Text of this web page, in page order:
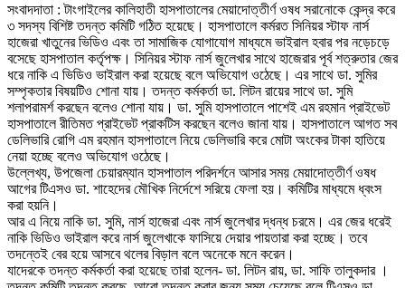
সংবাদদাতা : টাংগাইলের কালিহাতী হাসপাতালের মেয়াদোত্তীর্ণ ওষধ সরানোকে কেন্দ্র করে
৩ সদস্য বিশিষ্ট তদন্ত কমিটি গঠিত হয়েছে। হাসপাতালে কর্মরত সিনিয়র স্টাফ নার্স
হাজেরা খাতুনের ভিডিও এবং তা সামাজিক যোগাযোগ মাধ্যমে ভাইরাল হবার পর নড়েচড়ে
বসেছে হাসপাতাল কর্তৃপক্ষ। সিনিয়র স্টাফ নার্স জুলেখার সাথে হাজেরার পূর্ব শত্রুতার জের
ধরে নাকি এ ভিডিও ভাইরাল করা হয়েছে বলে অভিযোগ ওঠেছে। এর সাথে ডা. সুমির
সম্পৃকতার বিষয়টিও শোনা যায়। তদন্ত কর্মকর্তা ডা. লিটন রায়ের সাথে ডা. সুমি
শলাপরামর্শ করছেন বলেও শোনা যায়। ডা. সুমি হাসপাতালে পাশেই এম রহমান প্রাইভেট
হাসপাতালে রীতিমত প্রাইভেট প্রাকটিস করছেন বলেও জানা যায়। হাসপাতালে আগত সব
ডেলিভারি রোগি এম রহমান হাসপাতালে নিয়ে ডেলিভারি করে মোটা অংকের টাকা হাতিয়ে
নেয়া হচ্ছে বলেও অভিযোগ ওঠেছে।
উল্লেখ্য, উপজেলা চেয়ারম্যান হাসপাতাল পরিদর্শনে আসার সময় মেয়াদোত্তীর্ণ ওষধ
আগের টিএসও ডা. শাহেদের মৌখিক নির্দেশে সরিয়ে ফেলা হয়। কমিটির মাধ্যমে ধ্বংস
করা হয়নি।
আর এ নিয়ে নাকি ডা. সুমি, নার্স হাজেরা এবং নার্স জুলেখার দ্ধন্ধ চরমে। এর জের ধরেই
নাকি ভিডিও ভাইরাল করে নার্স জুলেখাকে ফাসিয়ে দেয়ার পায়তারা করা হচ্ছে। তবে
তদন্তেই বের হয়ে আসবে থলের বিড়াল বলে অনেকে মনে করেন।
যাদেরকে তদন্ত কর্মকর্তা করা হয়েছে তারা হলেন- ডা. লিটন রায়, ডা. সাফি তালুকদার ।